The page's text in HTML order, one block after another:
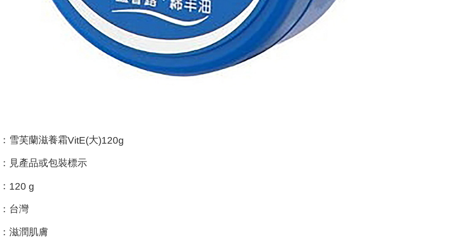
雪芙蘭滋養霜VitE(大)120g
見產品或包裝標示
120 g
台灣
滋潤肌膚